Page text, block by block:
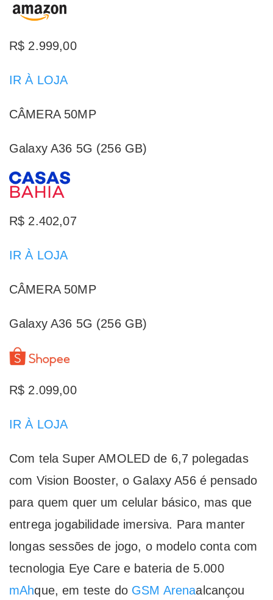
R$ 2.999,00
IR À LOJA
CÂMERA 50MP
Galaxy A36 5G (256 GB)
R$ 2.402,07
IR À LOJA
CÂMERA 50MP
Galaxy A36 5G (256 GB)
R$ 2.099,00
IR À LOJA
Com tela Super AMOLED de 6,7 polegadas
com Vision Booster, o Galaxy A56 é pensado
para quem quer um celular básico, mas que
entrega jogabilidade imersiva. Para manter
longas sessões de jogo, o modelo conta com
tecnologia Eye Care e bateria de 5.000
mAhque, em teste do GSM Arenaalcançou